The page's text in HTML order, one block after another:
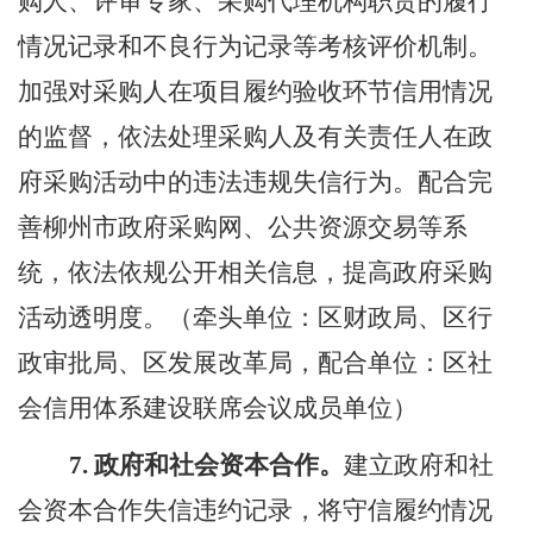
情况记录和不良行为记录等考核评价机制。
加强对采购人在项目履约验收环节信用情况
的监督，依法处理采购人及有关责任人在政
府采购活动中的违法违规失信行为。 配合完
善柳州市政府采购网、公共资源交易等系
统，依法依规公开相关信息，提高政府采购
活动透明度。（牵头单位：区财政局、区行
政审批局、区发展改革局，配合单位：区社
会信用体系建设联席会议成员单位）
7. 政府和社会资本合作。 建立政府和社
会资本合作失信违约记录，将守信履约情况